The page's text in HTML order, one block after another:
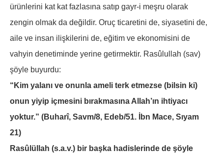
ürünlerini kat kat fazlasına satıp gayr-i meşru olarak
zengin olmak da değildir. Oruç ticaretini de, siyasetini de,
aile ve insan ilişkilerini de, eğitim ve ekonomisini de
vahyin denetiminde yerine getirmektir. Rasûlullah (sav)
şöyle buyurdu:
“Kim yalanı ve onunla ameli terk etmezse (bilsin ki)
onun yiyip içmesini bırakmasına Allah’ın ihtiyacı
yoktur.” (Buharî, Savm/8, Edeb/51. İbn Mace, Sıyam
21)
Rasûlüllah (s.a.v.) bir başka hadislerinde de şöyle